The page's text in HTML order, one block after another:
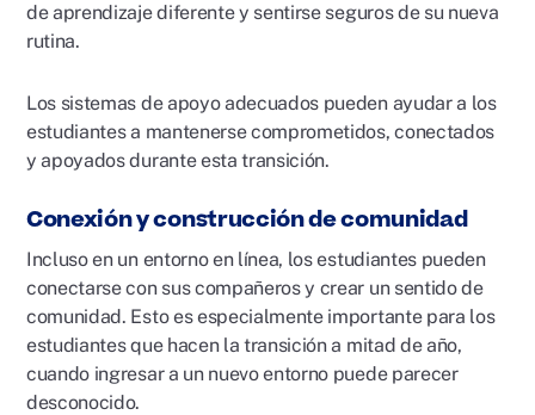
de aprendizaje diferente y sentirse seguros de su nueva
rutina.
Los sistemas de apoyo adecuados pueden ayudar a los
estudiantes a mantenerse comprometidos, conectados
y apoyados durante esta transición.
Conexión y construcción de comunidad
Incluso en un entorno en línea, los estudiantes pueden
conectarse con sus compañeros y crear un sentido de
comunidad. Esto es especialmente importante para los
estudiantes que hacen la transición a mitad de año,
cuando ingresar a un nuevo entorno puede parecer
desconocido.